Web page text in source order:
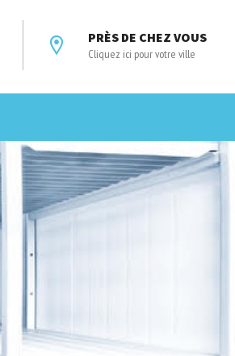
PRÈS DE CHEZ VOUS
Cliquez ici pour votre ville